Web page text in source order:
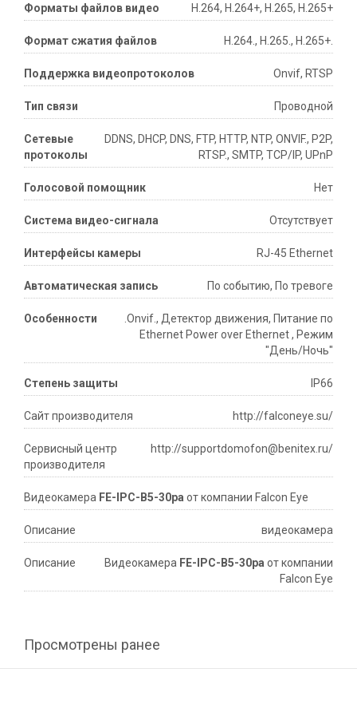
Форматы файлов видео H.264, H.264+, H.265, H.265+
Формат сжатия файлов H.264., H.265., H.265+.
Поддержка видеопротоколов Onvif, RTSP
Тип связи Проводной
Сетевые
протоколы
DDNS, DHCP, DNS, FTP, HTTP, NTP, ONVIF., P2P,
RTSP., SMTP, TCP/IP, UPnP
Голосовой помощник Нет
Система видео-сигнала Отсутствует
Интерфейсы камеры RJ-45 Ethernet
Автоматическая запись По событию, По тревоге
Особенности
.Onvif., Детектор движения, Питание по
Ethernet Power over Ethernet , Режим
"День/Ночь"
Степень защиты IP66
Сайт производителя http://falconeye.su/
Сервисный центр
производителя
http://supportdomofon@benitex.ru/
Видеокамера FE-IPC-B5-30pa от компании Falcon Eye
Описание видеокамера
Описание Видеокамера FE-IPC-B5-30pa от компании
Falcon Eye
Просмотрены ранее